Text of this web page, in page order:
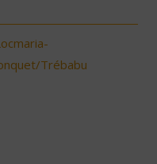
Trébabu